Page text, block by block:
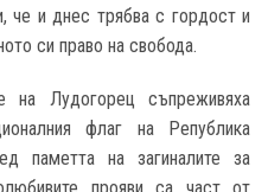
че и днес трябва с гордост и
си право на свобода.
на Лудогорец съпреживяха
флаг на Република
паметта на загиналите за